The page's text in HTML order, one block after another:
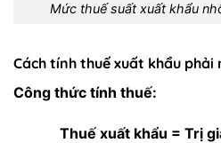
Mức thuế suất xuất khẩu
Cách tính thuế xuất khẩu phải
Công thức tính thuế:
Thuế xuất khẩu = Trị